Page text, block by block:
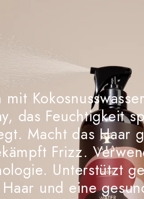
mit
das Feuchtigkeit
Macht das Haar
Frizz.
Unterstützt
Haar und eine